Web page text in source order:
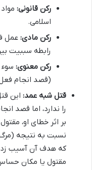
رکن قانونی:
اسلامی.
رکن مادی: عمل
رابطه سببیت
رکن معنوی:
(قصد انجام
قتل شبه عمد: این
را ندارد، اما قصد
بر اثر خطای او،
نسبت به نتیجه
که هدف آن آسیب
مقتول یا مکان